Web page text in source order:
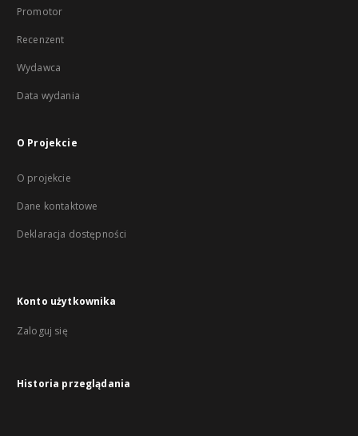
Promotor
Recenzent
Wydawca
Data wydania
O Projekcie
O projekcie
Dane kontaktowe
Deklaracja dostępności
Konto użytkownika
Zaloguj się
Historia przeglądania